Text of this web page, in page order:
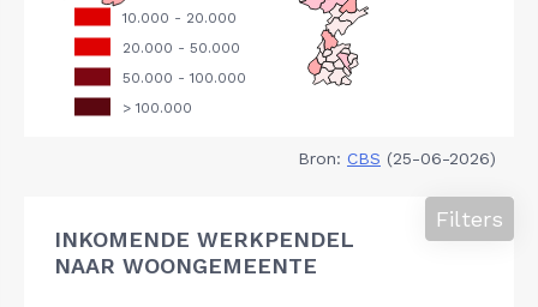
Bron: CBS (25-06-2026)
INKOMENDE WERKPENDEL
NAAR WOONGEMEENTE
Filters